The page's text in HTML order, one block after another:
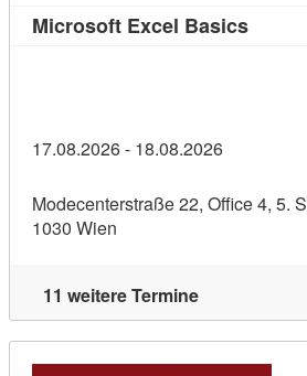
Microsoft Excel Basics
17.08.2026 - 18.08.2026
Modecenterstraße 22, Office 4, 5.
1030 Wien
11 weitere Termine